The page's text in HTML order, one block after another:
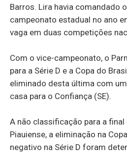
Barros. Lira havia comandado
campeonato estadual no ano
vaga em duas competições
Com o vice-campeonato, o
para a Série D e a Copa do
eliminado desta última com
casa para o Confiança (SE).
A não classificação para a
Piauiense, a eliminação na
negativo na Série D foram